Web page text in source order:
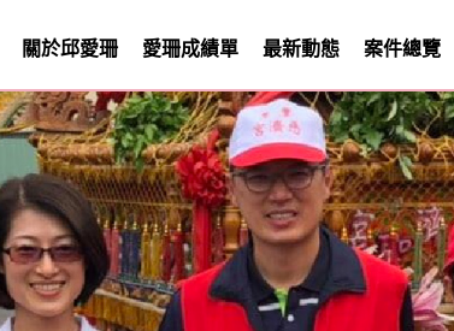
關於邱愛珊 愛珊成績單 最新動態 案件總覽